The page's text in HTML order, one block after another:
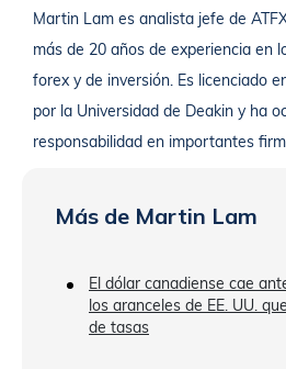
Martin Lam es analista jefe de
más de 20 años de experiencia en
forex y de inversión. Es licenciado
por la Universidad de Deakin y ha
responsabilidad en importantes
Más de Martin Lam
El dólar canadiense cae
los aranceles de EE. UU.
de tasas